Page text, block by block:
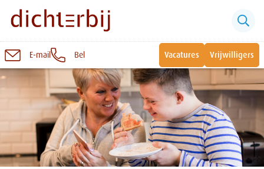
Naar
inhoud
E-mail Bel Vacatures Vrijwilligers
Sluiten
Snel naar:
Wonen bij Dichterbij